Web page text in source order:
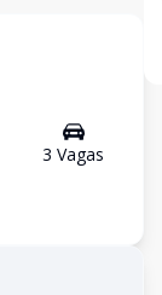
3 Vagas